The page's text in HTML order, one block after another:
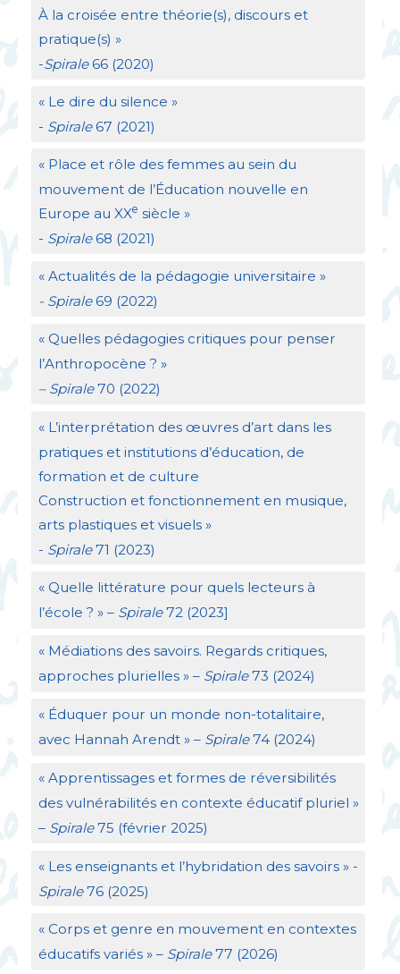
À la croisée entre théorie(s), discours et
pratique(s) »
-Spirale66 (2020)
« Le dire du silence »
- Spirale67 (2021)
« Place et rôle des femmes au sein du
mouvement de l’Éducation nouvelle en
Europe au XXe siècle »
- Spirale68 (2021)
« Actualités de la pédagogie universitaire »
- Spirale69 (2022)
« Quelles pédagogies critiques pour penser
l’Anthropocène ? »
– Spirale70 (2022)
« L’interprétation des œuvres d’art dans les
pratiques et institutions d’éducation, de
formation et de culture
Construction et fonctionnement en musique,
arts plastiques et visuels »
- Spirale71 (2023)
« Quelle littérature pour quels lecteurs à
l’école ? » – Spirale72 (2023]
« Médiations des savoirs. Regards critiques,
approches plurielles » – Spirale73 (2024)
« Éduquer pour un monde non-totalitaire,
avec Hannah Arendt » – Spirale74 (2024)
« Apprentissages et formes de réversibilités
des vulnérabilités en contexte éducatif pluriel »
– Spirale75 (février 2025)
« Les enseignants et l’hybridation des savoirs » -
Spirale76 (2025)
« Corps et genre en mouvement en contextes
éducatifs variés » – Spirale77 (2026)